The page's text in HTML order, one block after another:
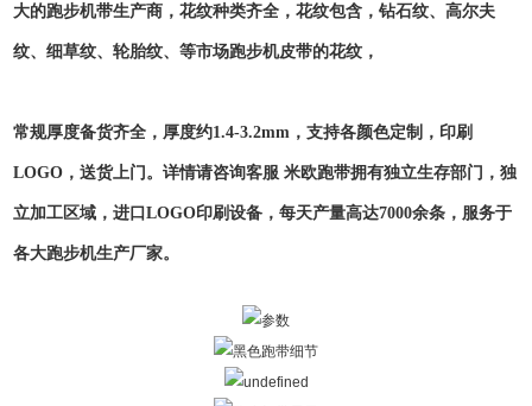
大的跑步机带生产商，花纹种类齐全，花纹包含，钻石纹、高尔夫
纹、细草纹、轮胎纹、等市场跑步机皮带的花纹，
常规厚度备货齐全，厚度约1.4-3.2mm，支持各颜色定制，印刷
LOGO，送货上门。详情请咨询客服 米欧跑带拥有独立生存部门，独
立加工区域，进口LOGO印刷设备，每天产量高达7000余条，服务于
各大跑步机生产厂家。